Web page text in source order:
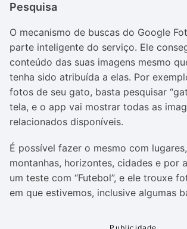
Pesquisa
O mecanismo de buscas do Google
parte inteligente do serviço. Ele
conteúdo das suas imagens mesmo
tenha sido atribuída a elas. Por
fotos de seu gato, basta pesquisar
tela, e o app vai mostrar todas as
relacionados disponíveis.
É possível fazer o mesmo com
montanhas, horizontes, cidades e por
um teste com “Futebol”, e ele trouxe
em que estivemos, inclusive algumas